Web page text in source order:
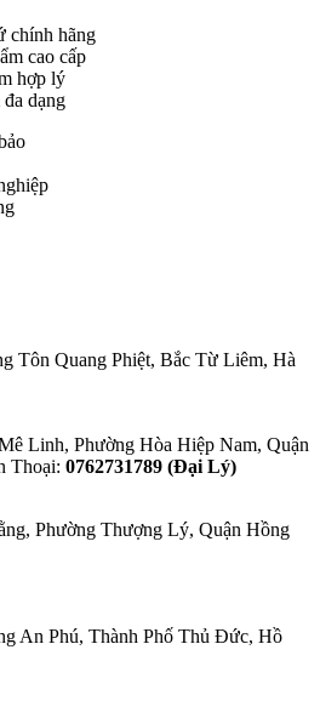
chính hãng
cao cấp
hợp lý
dạng
Tôn Quang Phiệt, Bắc Từ Liêm, Hà
Linh, Phường Hòa Hiệp Nam, Quận
Thoại: 0762731789 (Đại Lý)
Phường Thượng Lý, Quận Hồng
An Phú, Thành Phố Thủ Đức, Hồ